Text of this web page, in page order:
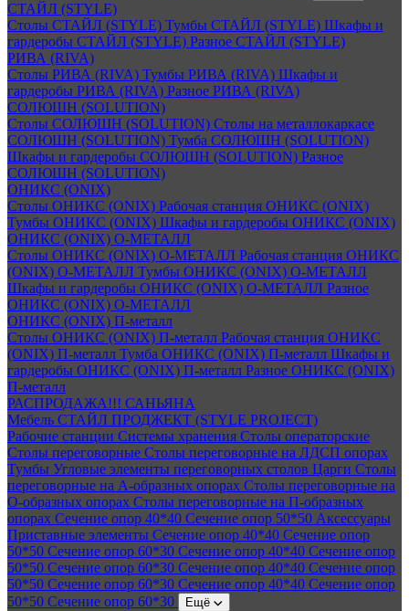
СТАЙЛ (STYLE)
Столы СТАЙЛ (STYLE) Тумбы СТАЙЛ (STYLE) Шкафы и
гардеробы СТАЙЛ (STYLE) Разное СТАЙЛ (STYLE)
РИВА (RIVA)
Столы РИВА (RIVA) Тумбы РИВА (RIVA) Шкафы и
гардеробы РИВА (RIVA) Разное РИВА (RIVA)
СОЛЮШН (SOLUTION)
Столы СОЛЮШН (SOLUTION) Столы на металлокаркасе
СОЛЮШН (SOLUTION) Тумба СОЛЮШН (SOLUTION)
Шкафы и гардеробы СОЛЮШН (SOLUTION) Разное
СОЛЮШН (SOLUTION)
ОНИКС (ONIX)
Столы ОНИКС (ONIX) Рабочая станция ОНИКС (ONIX)
Тумбы ОНИКС (ONIX) Шкафы и гардеробы ОНИКС (ONIX)
ОНИКС (ONIX) O-МЕТАЛЛ
Столы ОНИКС (ONIX) O-МЕТАЛЛ Рабочая станция ОНИКС
(ONIX) O-МЕТАЛЛ Тумбы ОНИКС (ONIX) O-МЕТАЛЛ
Шкафы и гардеробы ОНИКС (ONIX) O-МЕТАЛЛ Разное
ОНИКС (ONIX) O-МЕТАЛЛ
ОНИКС (ONIX) П-металл
Столы ОНИКС (ONIX) П-металл Рабочая станция ОНИКС
(ONIX) П-металл Тумба ОНИКС (ONIX) П-металл Шкафы и
гардеробы ОНИКС (ONIX) П-металл Разное ОНИКС (ONIX)
П-металл
РАСПРОДАЖА!!! САНЬЯНА
Мебель СТАЙЛ ПРОДЖЕКТ (STYLE PROJECT)
Рабочие станции Системы хранения Столы операторские
Столы переговорные Столы переговорные на ЛДСП опорах
Тумбы Угловые элементы переговорных столов Царги Столы
переговорные на А-образных опорах Столы переговорные на
О-образных опорах Столы переговорные на П-образных
опорах Сечение опор 40*40 Сечение опор 50*50 Аксессуары
Приставные элементы Сечение опор 40*40 Сечение опор
50*50 Сечение опор 60*30 Сечение опор 40*40 Сечение опор
50*50 Сечение опор 60*30 Сечение опор 40*40 Сечение опор
50*50 Сечение опор 60*30 Сечение опор 40*40 Сечение опор
50*50 Сечение опор 60*30 Ещё